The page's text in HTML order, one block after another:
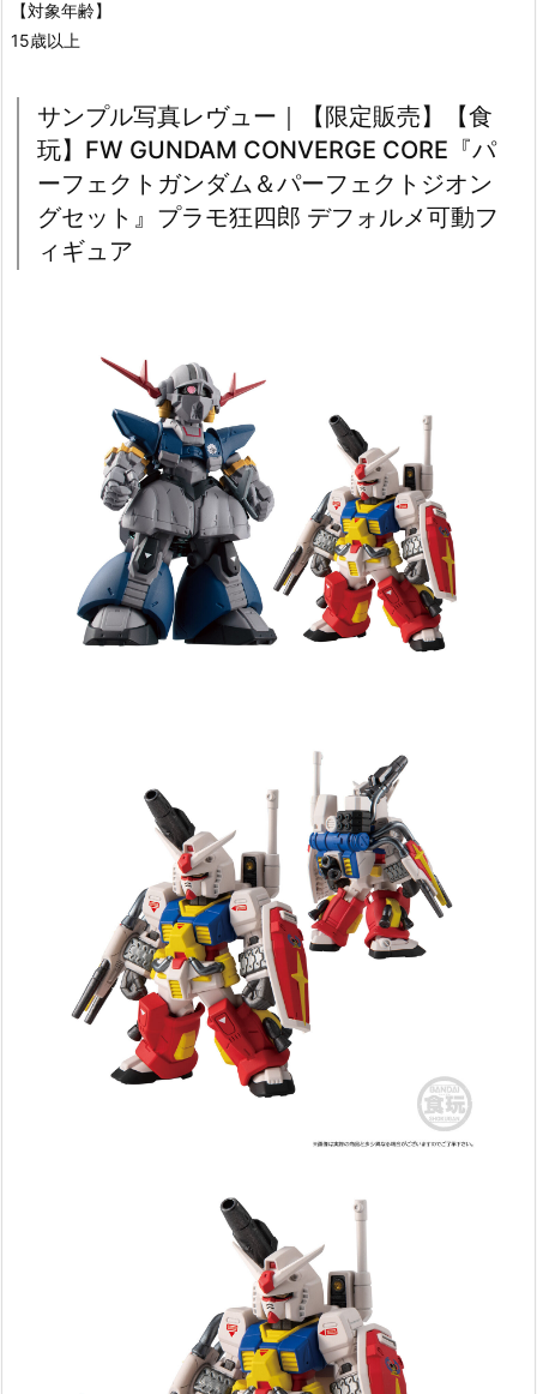
【対象年齢】
15歳以上
サンプル写真レヴュー｜【限定販売】【食
玩】FW GUNDAM CONVERGE CORE『パ
ーフェクトガンダム＆パーフェクトジオン
グセット』プラモ狂四郎 デフォルメ可動フ
ィギュア